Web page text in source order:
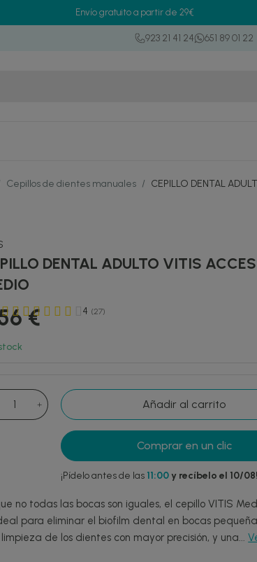
Envío gratuito a partir de 29€
923 21 41 24 651 89 01 22
Cepillos de dientes manuales / CEPILLO DENTAL
DENTAL ADULTO VITIS
€ 4 (27)
Añadir al carrito
Comprar en un clic
¡Pídelo antes de las 11:00y recíbelo el 10/08!
no todas las bocas son iguales, el cepillo VITIS
para eliminar el biofilm dental en bocas
de los dientes con mayor precisión, y una...